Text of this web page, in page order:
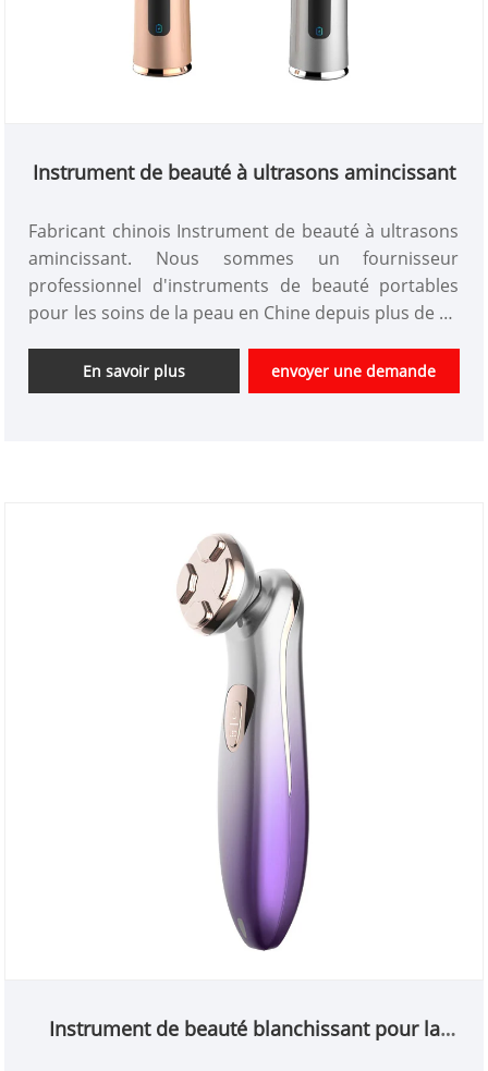
Instrument de beauté à ultrasons amincissant
Fabricant chinois Instrument de beauté à ultrasons
amincissant. Nous sommes un fournisseur
professionnel d'instruments de beauté portables
pour les soins de la peau en Chine depuis plus de 10
beauté personnalisés et avons un bon avantage de
prix et offrons des services de conception. marchés.
En savoir plus envoyer une demande
Instrument de beauté blanchissant pour la